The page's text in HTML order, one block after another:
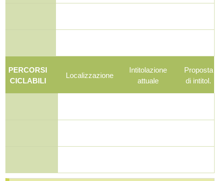
PERCORSI
CICLABILI
Localizzazione
Intitolazione
attuale
Proposta
di intitol.